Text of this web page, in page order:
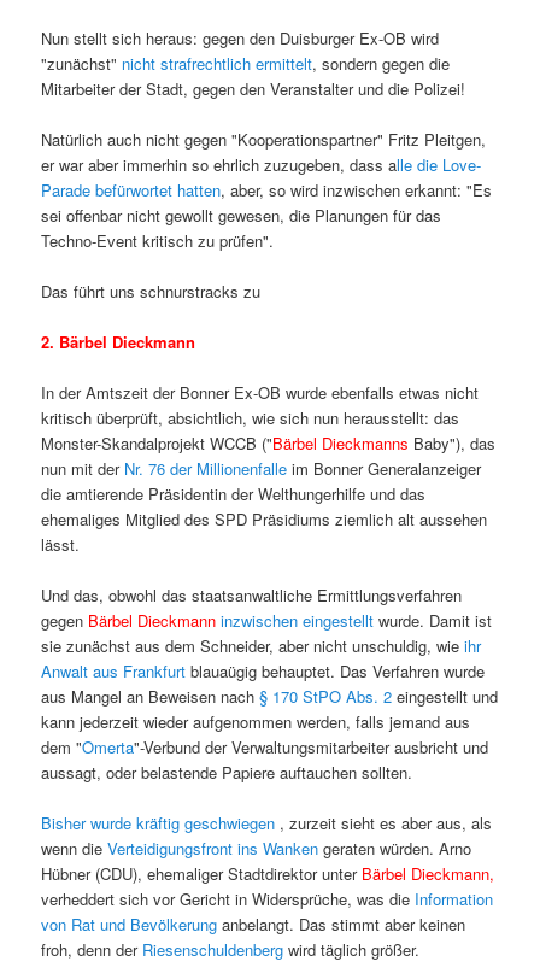
Nun stellt sich heraus: gegen den Duisburger Ex-OB wird
"zunächst" nicht strafrechtlich ermittelt, sondern gegen die
Mitarbeiter der Stadt, gegen den Veranstalter und die Polizei!
Natürlich auch nicht gegen "Kooperationspartner" Fritz Pleitgen,
er war aber immerhin so ehrlich zuzugeben, dass alle die Love-
Parade befürwortet hatten, aber, so wird inzwischen erkannt: "Es
sei offenbar nicht gewollt gewesen, die Planungen für das
Techno-Event kritisch zu prüfen".
Das führt uns schnurstracks zu
2. Bärbel Dieckmann
In der Amtszeit der Bonner Ex-OB wurde ebenfalls etwas nicht
kritisch überprüft, absichtlich, wie sich nun herausstellt: das
Monster-Skandalprojekt WCCB ("Bärbel Dieckmanns Baby"), das
nun mit der Nr. 76 der Millionenfalleim Bonner Generalanzeiger
die amtierende Präsidentin der Welthungerhilfe und das
ehemaliges Mitglied des SPD Präsidiums ziemlich alt aussehen
lässt.
Und das, obwohl das staatsanwaltliche Ermittlungsverfahren
gegen Bärbel Dieckmann inzwischen eingestellt wurde. Damit ist
sie zunächst aus dem Schneider, aber nicht unschuldig, wieihr
Anwalt aus Frankfurtblauaügig behauptet. Das Verfahren wurde
aus Mangel an Beweisen nach§ 170 StPO Abs. 2eingestellt und
kann jederzeit wieder aufgenommen werden, falls jemand aus
dem "Omerta"-Verbund der Verwaltungsmitarbeiter ausbricht und
aussagt, oder belastende Papiere auftauchen sollten.
Bisher wurde kräftig geschwiegen , zurzeit sieht es aber aus, als
wenn dieVerteidigungsfront ins Wankengeraten würden. Arno
Hübner (CDU), ehemaliger Stadtdirektor unter Bärbel Dieckmann,
verheddert sich vor Gericht in Widersprüche, was die Information
von Rat und Bevölkerunganbelangt. Das stimmt aber keinen
froh, denn der Riesenschuldenbergwird täglich größer.